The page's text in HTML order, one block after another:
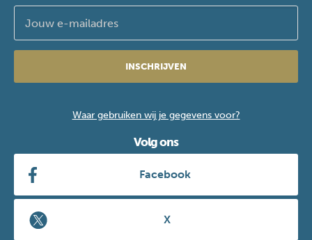
INSCHRIJVEN
Waar gebruiken wij je gegevens voor?
Volg ons
Facebook
X